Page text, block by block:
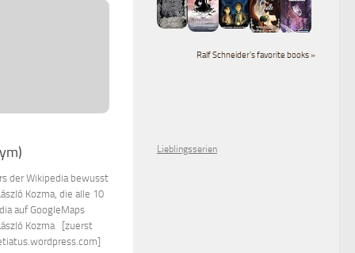
der Wikipedia bewusst
Kozma, die alle 10
auf GoogleMaps
Kozma [zuerst
Ralf Schneider's favorite books »
Lieblingsserien